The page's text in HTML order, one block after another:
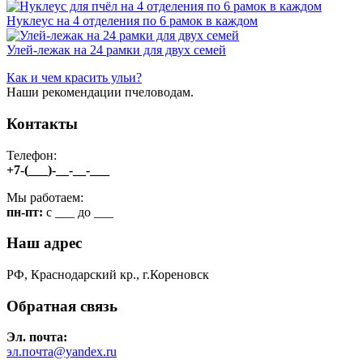
Нуклеус на 4 отделения по 6 рамок в каждом
Улей-лежак на 24 рамки для двух семей
Как и чем красить ульи?
Наши рекомендации пчеловодам.
Контакты
Телефон:
+7-(___)-__-__-___
Мы работаем:
пн-пт: c ___ до ___
Наш адрес
РФ, Краснодарский кр., г.Кореновск
Обратная связь
Эл. почта:
эл.почта@yandex.ru